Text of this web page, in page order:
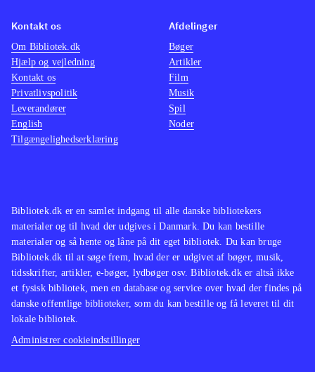
fx Åh abe! - højt fra træets grønne
top og.
Bibliotek.dk er en samlet indgang til alle danske bibliotekers
materialer og til hvad der udgives i Danmark. Du kan bestille
materialer og så hente og låne på dit eget bibliotek. Du kan bruge
Bibliotek.dk til at søge frem, hvad der er udgivet af bøger, musik,
tidsskrifter, artikler, e-bøger, lydbøger osv. Bibliotek.dk er altså ikke
et fysisk bibliotek, men en database og service over hvad der findes på
danske offentlige biblioteker, som du kan bestille og få leveret til dit
lokale bibliotek.
Administrer cookieindstillinger
Kontakt os
Om Bibliotek.dk
Hjælp og vejledning
Kontakt os
Privatlivspolitik
Leverandører
English
Tilgængelighedserklæring
Afdelinger
Bøger
Artikler
Film
Musik
Spil
Noder